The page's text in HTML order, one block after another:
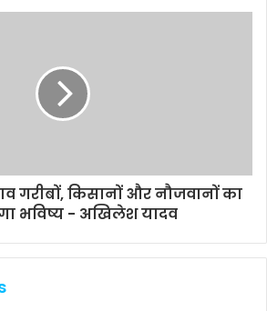
गरीबों, किसानों और नौजवानों का
भविष्य - अखिलेश यादव